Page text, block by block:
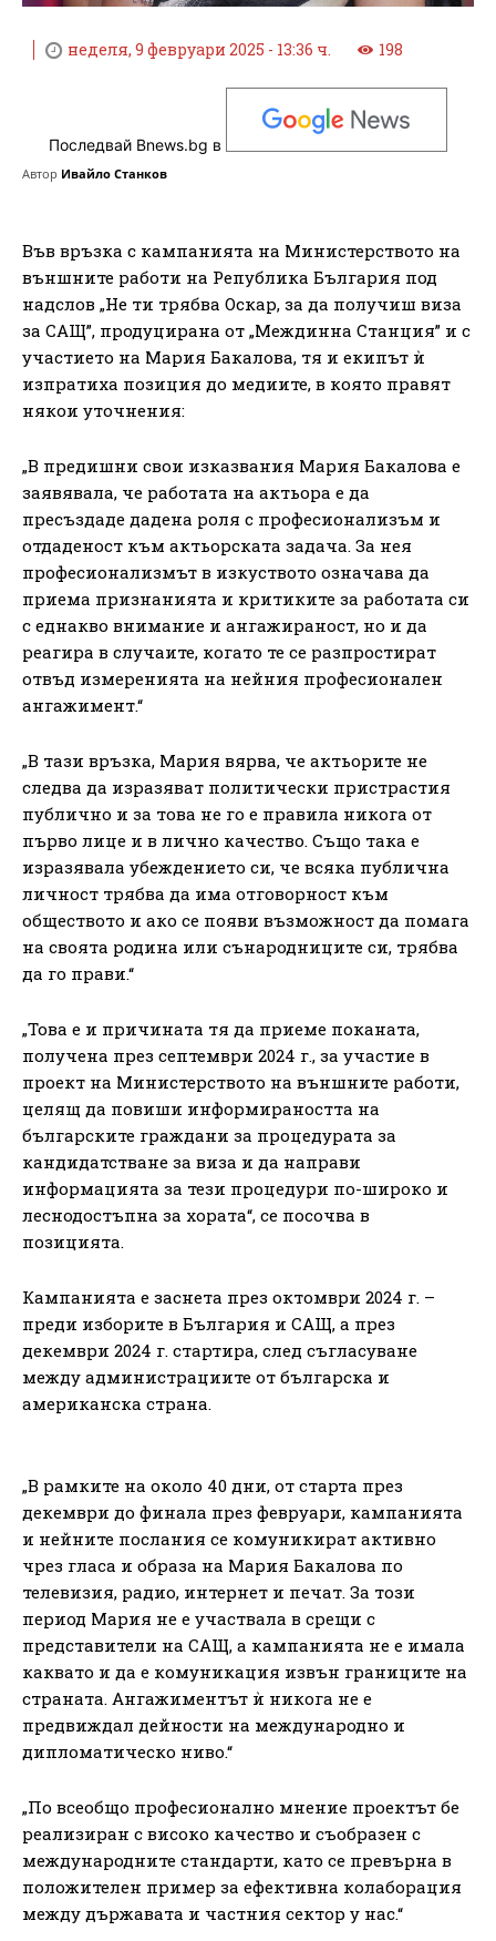
неделя, 9 февруари 2025 - 13:36 ч. 198
Последвай Bnews.bg в
Автор Ивайло Станков
Във връзка с кампанията на Министерството на
външните работи на Република България под
надслов „Не ти трябва Оскар, за да получиш виза
за САЩ”, продуцирана от „Междинна Станция” и с
участието на Мария Бакалова, тя и екипът ѝ
изпратиха позиция до медиите, в която правят
някои уточнения:
„В предишни свои изказвания Мария Бакалова е
заявявала, че работата на актьора е да
пресъздаде дадена роля с професионализъм и
отдаденост към актьорската задача. За нея
професионализмът в изкуството означава да
приема признанията и критиките за работата си
с еднакво внимание и ангажираност, но и да
реагира в случаите, когато те се разпростират
отвъд измеренията на нейния професионален
ангажимент.“
„В тази връзка, Мария вярва, че актьорите не
следва да изразяват политически пристрастия
публично и за това не го е правила никога от
първо лице и в лично качество. Също така е
изразявала убеждението си, че всяка публична
личност трябва да има отговорност към
обществото и ако се появи възможност да помага
на своята родина или сънародниците си, трябва
да го прави.“
„Това е и причината тя да приеме поканата,
получена през септември 2024 г., за участие в
проект на Министерството на външните работи,
целящ да повиши информираността на
българските граждани за процедурата за
кандидатстване за виза и да направи
информацията за тези процедури по-широко и
леснодостъпна за хората“, се посочва в
позицията.
Кампанията е заснета през октомври 2024 г. –
преди изборите в България и САЩ, а през
декември 2024 г. стартира, след съгласуване
между администрациите от българска и
американска страна.
„В рамките на около 40 дни, от старта през
декември до финала през февруари, кампанията
и нейните послания се комуникират активно
чрез гласа и образа на Мария Бакалова по
телевизия, радио, интернет и печат. За този
период Мария не е участвала в срещи с
представители на САЩ, а кампанията не е имала
каквато и да е комуникация извън границите на
страната. Ангажиментът ѝ никога не е
предвиждал дейности на международно и
дипломатическо ниво.“
„По всеобщо професионално мнение проектът бе
реализиран с високо качество и съобразен с
международните стандарти, като се превърна в
положителен пример за ефективна колаборация
между държавата и частния сектор у нас.“